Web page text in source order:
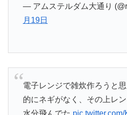
— アムステルダム大通り
月19日
電子レンジで雑炊作ろうと
的にネギがなく、その上レ